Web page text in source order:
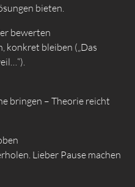
bieten.
bewerten
konkret bleiben („Das
bringen – Theorie reicht
Lieber Pause machen